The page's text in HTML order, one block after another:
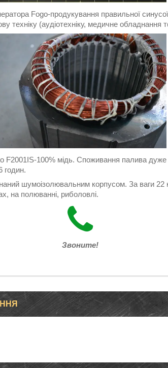
Fogo-продукування правильної
техніку (аудіотехніку, медичне обладнання
F2001IS-100% мідь. Споживання палива
годин.
шумоізолювальним корпусом. За ваги 22
на полюванні, риболовлі.
Звоните!